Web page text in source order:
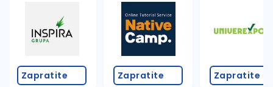
Zapratite Zapratite Zapratite